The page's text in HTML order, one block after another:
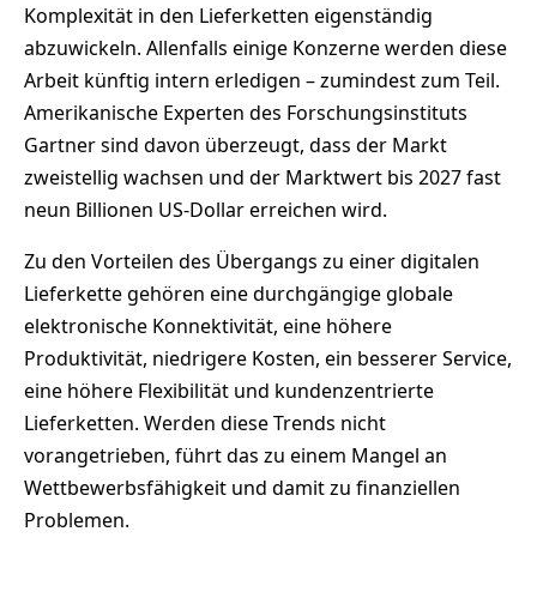
Komplexität in den Lieferketten eigenständig
abzuwickeln. Allenfalls einige Konzerne werden diese
Arbeit künftig intern erledigen – zumindest zum Teil.
Amerikanische Experten des Forschungsinstituts
Gartner sind davon überzeugt, dass der Markt
zweistellig wachsen und der Marktwert bis 2027 fast
neun Billionen US-Dollar erreichen wird.
Zu den Vorteilen des Übergangs zu einer digitalen
Lieferkette gehören eine durchgängige globale
elektronische Konnektivität, eine höhere
Produktivität, niedrigere Kosten, ein besserer Service,
eine höhere Flexibilität und kundenzentrierte
Lieferketten. Werden diese Trends nicht
vorangetrieben, führt das zu einem Mangel an
Wettbewerbsfähigkeit und damit zu finanziellen
Problemen.